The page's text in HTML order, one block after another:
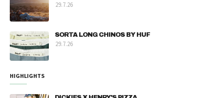
29.7.26
SORTA LONG CHINOS BY HUF
29.7.26
HIGHLIGHTS